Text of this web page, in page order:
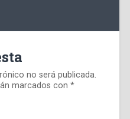
no será publicada.
marcados con *